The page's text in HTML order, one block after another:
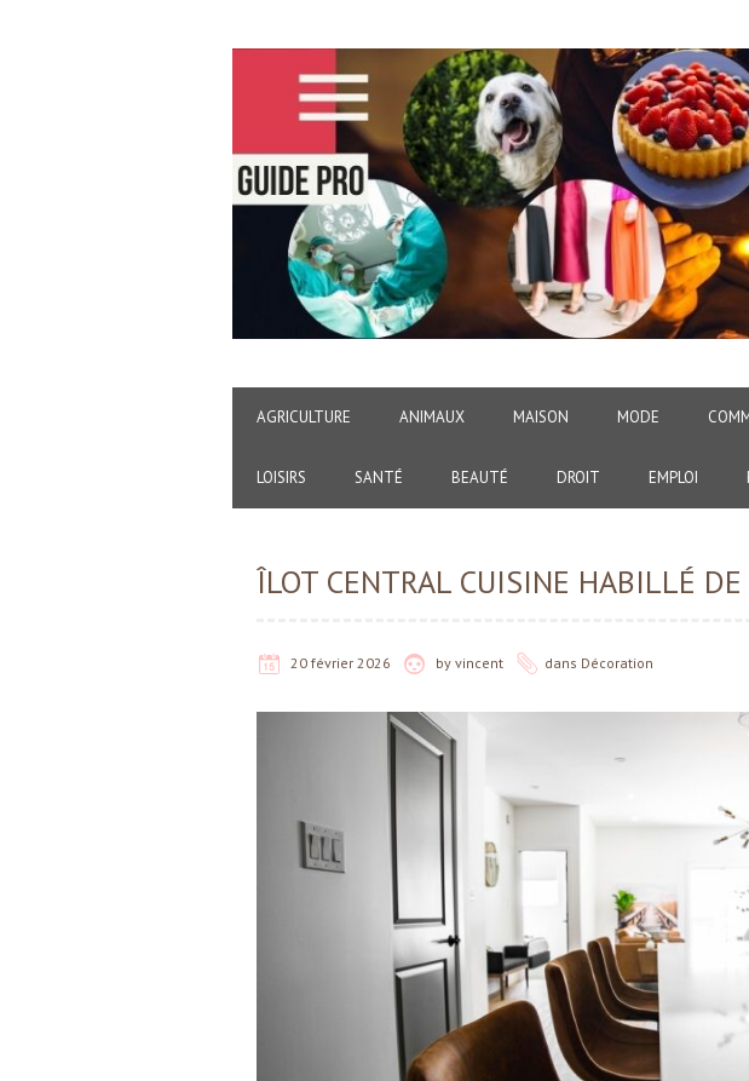
AGRICULTURE ANIMAUX MAISON MODE
LOISIRS SANTÉ BEAUTÉ DROIT EMPLOI
ÎLOT CENTRAL CUISINE HABILLÉ DE
20 février 2026 by vincent dans Décoration